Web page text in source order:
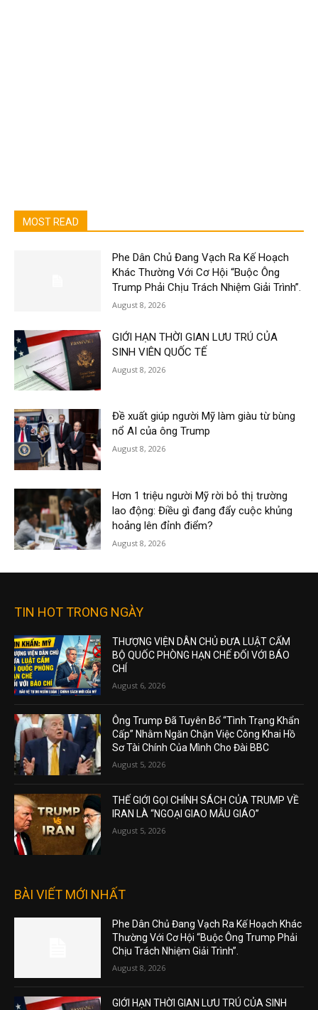
MOST READ
Phe Dân Chủ Đang Vạch Ra Kế Hoạch
Khác Thường Với Cơ Hội “Buộc Ông
Trump Phải Chịu Trách Nhiệm Giải Trình”.
August 8, 2026
GIỚI HẠN THỜI GIAN LƯU TRÚ CỦA
SINH VIÊN QUỐC TẾ
August 8, 2026
Đề xuất giúp người Mỹ làm giàu từ bùng
nổ AI của ông Trump
August 8, 2026
Hơn 1 triệu người Mỹ rời bỏ thị trường
lao động: Điều gì đang đẩy cuộc khủng
hoảng lên đỉnh điểm?
August 8, 2026
TIN HOT TRONG NGÀY
THƯỢNG VIỆN DÂN CHỦ ĐƯA LUẬT CẤM
BỘ QUỐC PHÒNG HẠN CHẾ ĐỐI VỚI BÁO
CHÍ
August 6, 2026
Ông Trump Đã Tuyên Bố “Tình Trạng Khẩn
Cấp” Nhằm Ngăn Chặn Việc Công Khai Hồ
Sơ Tài Chính Của Mình Cho Đài BBC
August 5, 2026
THẾ GIỚI GỌI CHÍNH SÁCH CỦA TRUMP VỀ
IRAN LÀ “NGOẠI GIAO MẪU GIÁO”
August 5, 2026
BÀI VIẾT MỚI NHẤT
Phe Dân Chủ Đang Vạch Ra Kế Hoạch Khác
Thường Với Cơ Hội “Buộc Ông Trump Phải
Chịu Trách Nhiệm Giải Trình”.
August 8, 2026
GIỚI HẠN THỜI GIAN LƯU TRÚ CỦA SINH